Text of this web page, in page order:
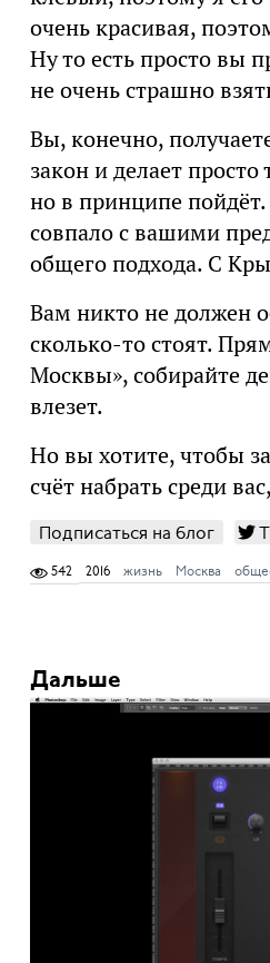
очень красивая,
Ну то есть просто вы
не очень страшно
Вы, конечно,
закон и делает
но в принципе пойдёт.
совпало с вашими
общего подхода. С
Вам никто не должен
сколько-то стоят.
Москвы», собирайте
влезет.
Но вы хотите, чтобы
счёт набрать среди
Подписаться на блог
542 2016 жизнь Москва
Дальше